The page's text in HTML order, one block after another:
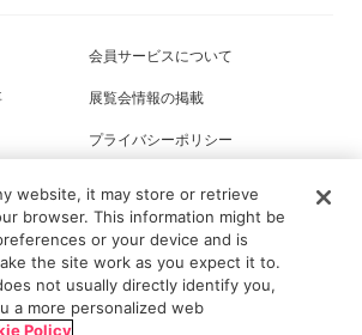
会員サービスについて
展覧会情報の掲載
プライバシーポリシー
is © its respective owner(s). Tokyo Art Beat (2004-
2026).
website, it may store or retrieve
browser. This information might be
or your device and is
the site work as you expect it to.
not usually directly identify you,
a more personalized web
Policy